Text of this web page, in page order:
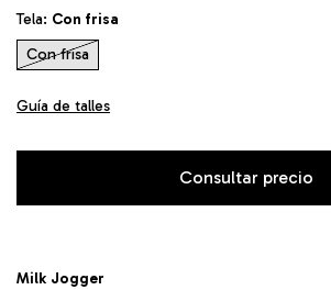
Tela: Con frisa
Con frisa
Guía de talles
Milk Jogger